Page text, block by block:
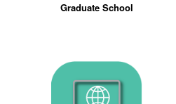
Graduate School